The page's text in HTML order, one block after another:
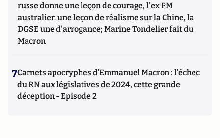
russe donne une leçon de courage, l'ex PM
australien une leçon de réalisme sur la Chine, la
DGSE une d'arrogance; Marine Tondelier fait du
Macron
7Carnets apocryphes d’Emmanuel Macron : l’échec
du RN aux législatives de 2024, cette grande
déception - Episode 2